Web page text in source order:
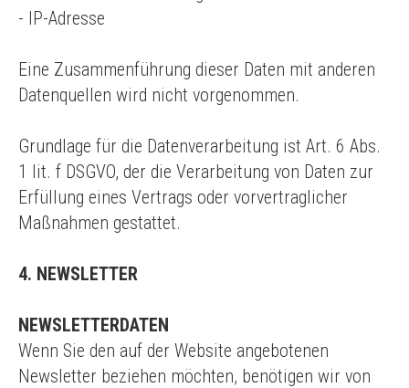
- IP-Adresse
Eine Zusammenführung dieser Daten mit anderen
Datenquellen wird nicht vorgenommen.
Grundlage für die Datenverarbeitung ist Art. 6 Abs.
1 lit. f DSGVO, der die Verarbeitung von Daten zur
Erfüllung eines Vertrags oder vorvertraglicher
Maßnahmen gestattet.
4. NEWSLETTER
NEWSLETTERDATEN
Wenn Sie den auf der Website angebotenen
Newsletter beziehen möchten, benötigen wir von